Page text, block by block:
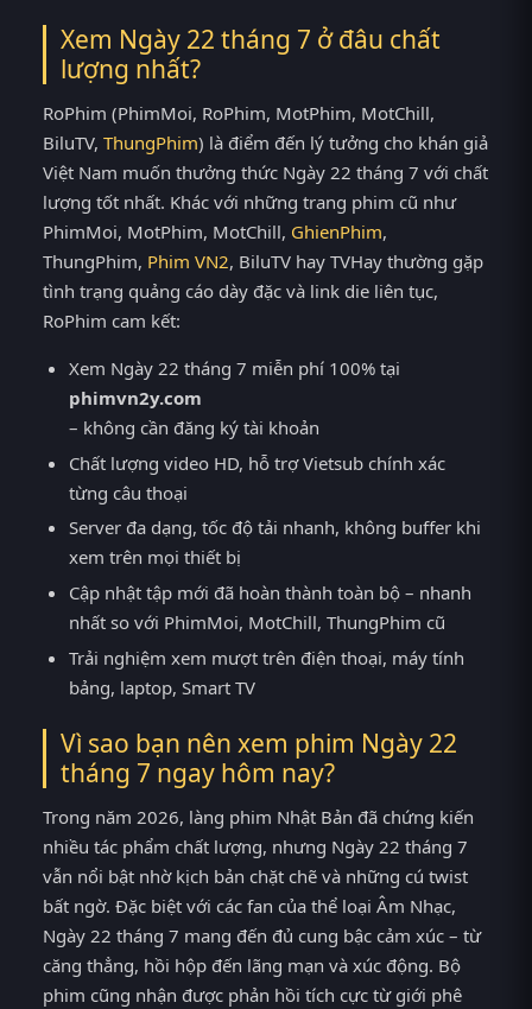
Xem Ngày 22 tháng 7 ở đâu chất
lượng nhất?
RoPhim (PhimMoi, RoPhim, MotPhim, MotChill,
BiluTV, ThungPhim) là điểm đến lý tưởng cho khán giả
Việt Nam muốn thưởng thức Ngày 22 tháng 7 với chất
lượng tốt nhất. Khác với những trang phim cũ như
PhimMoi, MotPhim, MotChill, GhienPhim,
ThungPhim, Phim VN2, BiluTV hay TVHay thường gặp
tình trạng quảng cáo dày đặc và link die liên tục,
RoPhim cam kết:
Xem Ngày 22 tháng 7 miễn phí 100% tại
phimvn2y.com
– không cần đăng ký tài khoản
Chất lượng video HD, hỗ trợ Vietsub chính xác
từng câu thoại
Server đa dạng, tốc độ tải nhanh, không buffer khi
xem trên mọi thiết bị
Cập nhật tập mới đã hoàn thành toàn bộ – nhanh
nhất so với PhimMoi, MotChill, ThungPhim cũ
Trải nghiệm xem mượt trên điện thoại, máy tính
bảng, laptop, Smart TV
Vì sao bạn nên xem phim Ngày 22
tháng 7 ngay hôm nay?
Trong năm 2026, làng phim Nhật Bản đã chứng kiến
nhiều tác phẩm chất lượng, nhưng Ngày 22 tháng 7
vẫn nổi bật nhờ kịch bản chặt chẽ và những cú twist
bất ngờ. Đặc biệt với các fan của thể loại Âm Nhạc,
Ngày 22 tháng 7 mang đến đủ cung bậc cảm xúc – từ
căng thẳng, hồi hộp đến lãng mạn và xúc động. Bộ
phim cũng nhận được phản hồi tích cực từ giới phê